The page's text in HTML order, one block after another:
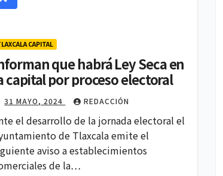
CAPITAL
que habrá Ley Seca en
capital por proceso electoral
31 MAYO, 2024 REDACCIÓN
el desarrollo de la jornada electoral el
de Tlaxcala emite el
aviso a establecimientos
de la…
POLITICA
Ana Lilia Rivera
denuncia
campaña para
vincularla con